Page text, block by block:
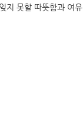
지 못할 따뜻함과 여유